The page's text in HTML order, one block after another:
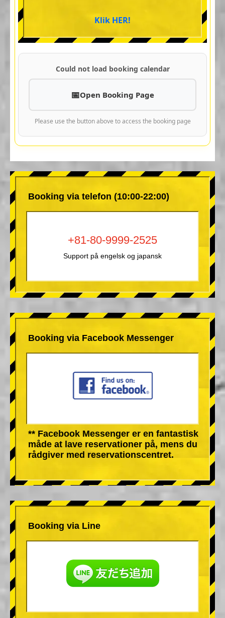
Klik HER!
Could not load booking calendar
Open Booking Page
Please use the button above to access the booking page
Booking via telefon (10:00-22:00)
+81-80-9999-2525
Support på engelsk og japansk
Booking via Facebook Messenger
** Facebook Messenger er en fantastisk
måde at lave reservationer på, mens du
rådgiver med reservationscentret.
Booking via Line